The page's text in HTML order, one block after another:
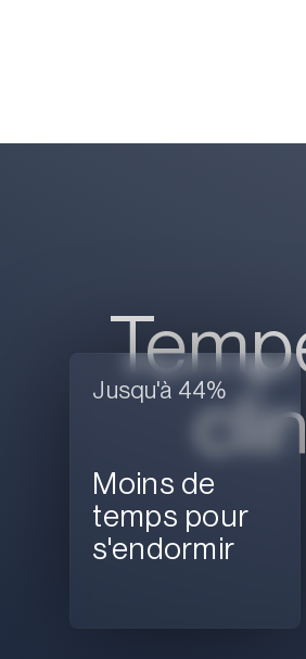
Moins de
temps pour
s'endormir
Jusqu'à 44%